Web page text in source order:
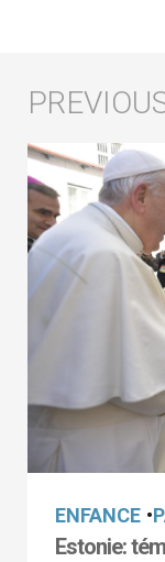
ENFANCE •
Estonie: